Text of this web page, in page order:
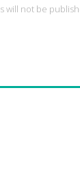
will not be